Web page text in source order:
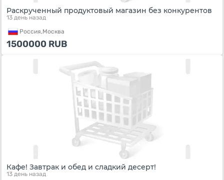
Раскрученный продуктовый магазин без конкурентов
13 день назад
Россия,Москва
1500000 RUB
Кафе! Завтрак и обед и сладкий десерт!
13 день назад